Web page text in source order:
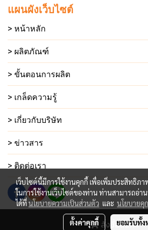
สั่งซื้อสินค้า
แผนผังเว็บไซต์
> หน้าหลัก
> ผลิตภัณฑ์
> ขั้นตอนการผลิต
> เกล็ดความรู้
> เกี่ยวกับบริษัท
> ข่าวสาร
> ติดต่อเรา
เว็บไซต์นี้มีการใช้งานคุกกี้ เพื่อเพิ่มประสิทธิภ
ในการใช้งานเว็บไซต์ของท่าน ท่านสามารถอ่า
ได้ที่นโยบายความเป็นส่วนตัว และ นโยบายคุ
ตั้งค่าคุกกี้ ยอมรับทั้ง